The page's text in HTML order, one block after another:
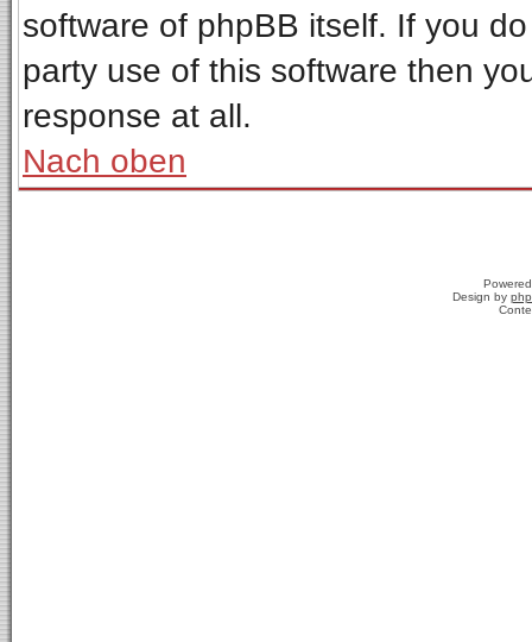
software of phpBB itself. If you
party use of this software then
response at all.
Nach oben
Design by